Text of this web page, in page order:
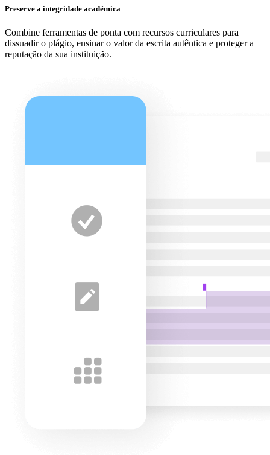
Preserve a integridade académica
Combine ferramentas de ponta com recursos curriculares para
dissuadir o plágio, ensinar o valor da escrita autêntica e proteger a
reputação da sua instituição.